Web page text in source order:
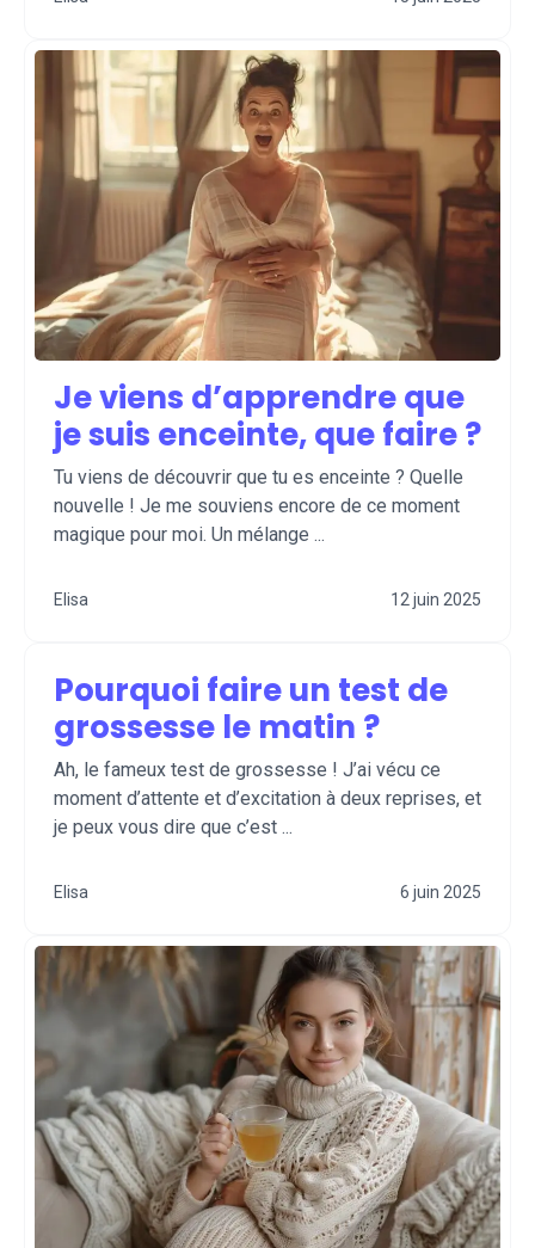
Je viens d’apprendre que
je suis enceinte, que faire ?
Tu viens de découvrir que tu es enceinte ? Quelle
nouvelle ! Je me souviens encore de ce moment
magique pour moi. Un mélange ...
Elisa 12 juin 2025
Pourquoi faire un test de
grossesse le matin ?
Ah, le fameux test de grossesse ! J’ai vécu ce
moment d’attente et d’excitation à deux reprises, et
je peux vous dire que c’est ...
Elisa 6 juin 2025